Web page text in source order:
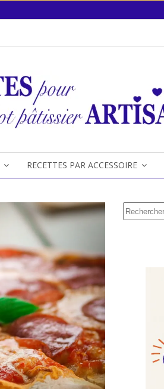
RECETTES PAR ACCESSOIRE
Rechercher